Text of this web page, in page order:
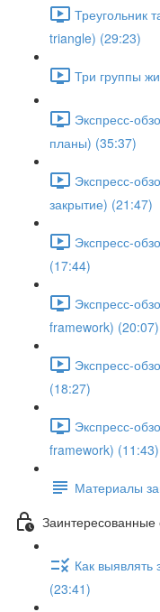
Треугольник
triangle) (29:23)
Три группы
Экспресс-
планы) (35:37)
Экспресс-
закрытие) (21:47)
Экспресс-
(17:44)
Экспресс-
framework) (20:07)
Экспресс-
(18:27)
Экспресс-
framework) (11:43)
Материалы
Заинтересованные
Как выявлять
(23:41)